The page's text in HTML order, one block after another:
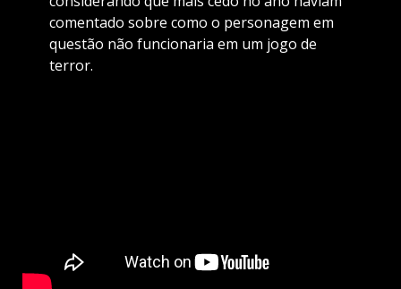
comentado sobre como o personagem em
questão não funcionaria em um jogo de
terror.